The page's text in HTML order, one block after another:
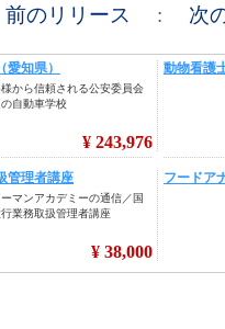
前のリリース : 次